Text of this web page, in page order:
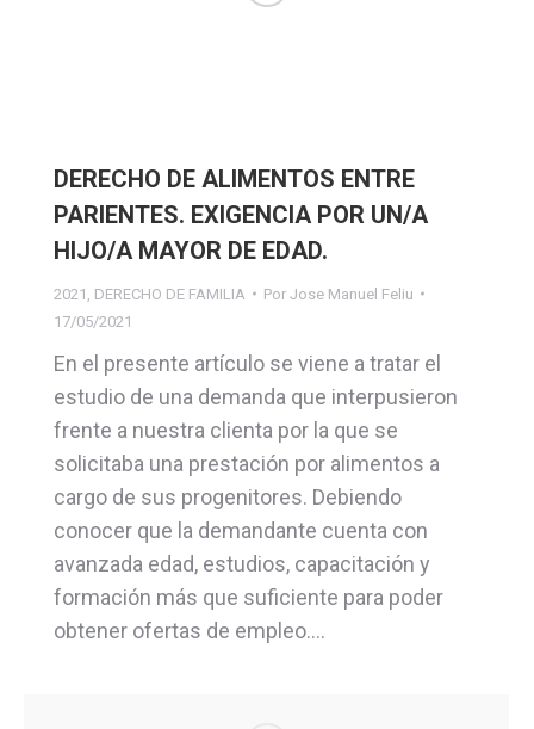
DERECHO DE ALIMENTOS ENTRE
PARIENTES. EXIGENCIA POR UN/A
HIJO/A MAYOR DE EDAD.
2021 DERECHO DE FAMILIA Por Jose Manuel Feliu
17/05/2021
En el presente artículo se viene a tratar el
estudio de una demanda que interpusieron
frente a nuestra clienta por la que se
solicitaba una prestación por alimentos a
cargo de sus progenitores. Debiendo
conocer que la demandante cuenta con
avanzada edad, estudios, capacitación y
formación más que suficiente para poder
obtener ofertas de empleo.…